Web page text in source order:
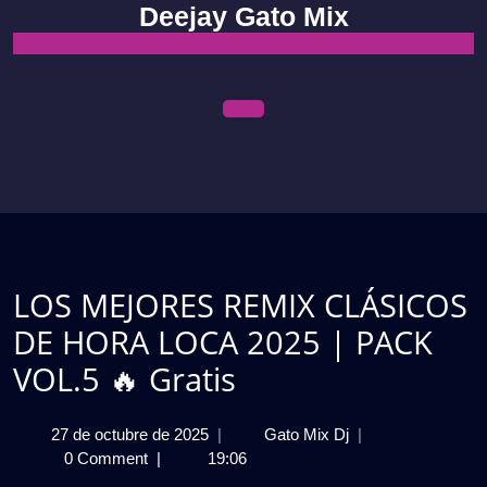
content
Deejay Gato Mix
LOS MEJORES REMIX CLÁSICOS
DE HORA LOCA 2025 | PACK
VOL.5 🔥 Gratis
27 de octubre de 202527
de
| Gato Mix DjLOS
|
0 Comment | 19:06